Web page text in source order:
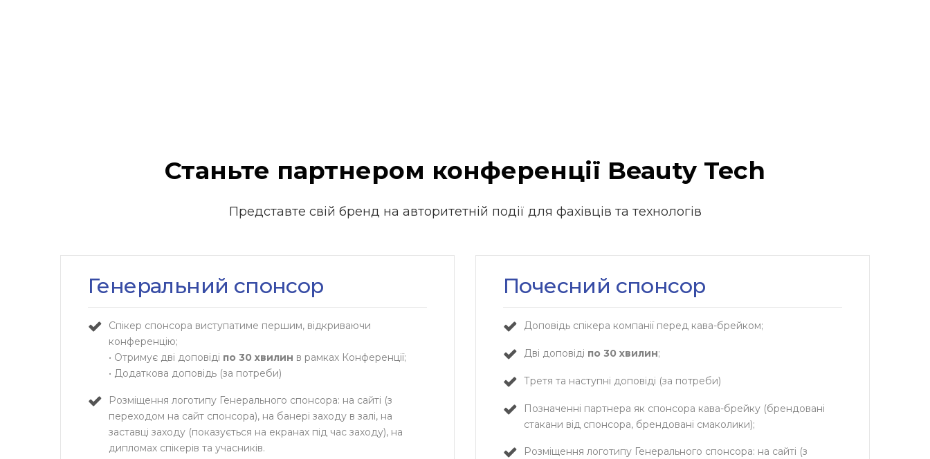
Станьте партнером конференції Beauty Tech
Представте свій бренд на авторитетній події для фахівців та технологів
Генеральний спонсор
Спікер спонсора виступатиме першим, відкриваючи
конференцію;
• Отримує дві доповіді по 30 хвилин в рамках Конференції;
• Додаткова доповідь (за потреби)
Розміщення логотипу Генерального спонсора: на сайті (з
переходом на сайт спонсора), на банері заходу в залі, на
заставці заходу (показується на екранах під час заходу), на
дипломах спікерів та учасників.
Почесний спонсор
Доповідь спікера компанії перед кава-брейком;
Дві доповіді по 30 хвилин;
Третя та наступні доповіді (за потреби)
Позначенні партнера як спонсора кава-брейку (брендовані
стакани від спонсора, брендовані смаколики);
Розміщення логотипу Генерального спонсора: на сайті (з